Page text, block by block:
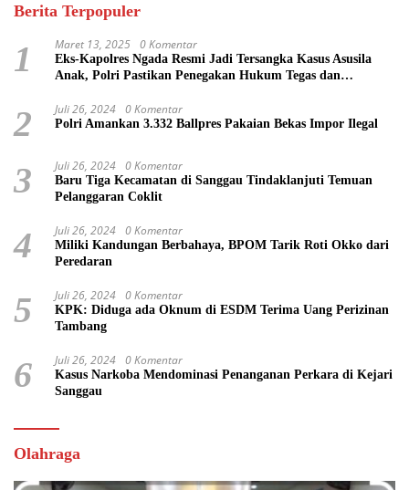
Berita Terpopuler
1 Maret 13, 2025 0 Komentar
Eks-Kapolres Ngada Resmi Jadi Tersangka Kasus Asusila
Anak, Polri Pastikan Penegakan Hukum Tegas dan
2 Juli 26, 2024 0 Komentar
Polri Amankan 3.332 Ballpres Pakaian Bekas Impor Ilegal
3 Juli 26, 2024 0 Komentar
Baru Tiga Kecamatan di Sanggau Tindaklanjuti Temuan
Pelanggaran Coklit
4 Juli 26, 2024 0 Komentar
Miliki Kandungan Berbahaya, BPOM Tarik Roti Okko dari
Peredaran
5 Juli 26, 2024 0 Komentar
KPK: Diduga ada Oknum di ESDM Terima Uang Perizinan
Tambang
6 Juli 26, 2024 0 Komentar
Kasus Narkoba Mendominasi Penanganan Perkara di Kejari
Sanggau
Olahraga